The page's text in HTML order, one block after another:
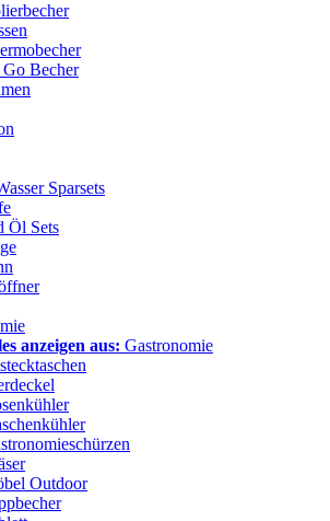
Becher
Sparsets
Öl Sets
anzeigen aus: Gastronomie
Outdoor